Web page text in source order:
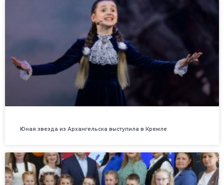
Юная звезда из Архангельска выступила в Кремле